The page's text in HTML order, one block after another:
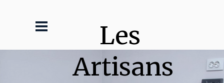
Les
Artisans